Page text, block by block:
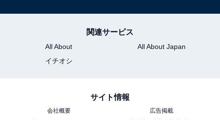
関連サービス
All About
All About Japan
イチオシ
サイト情報
会社概要
広告掲載